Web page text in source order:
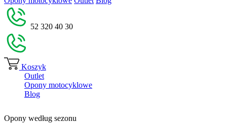
52 320 40 30
Koszyk
Outlet
Opony motocyklowe
Blog
Opony według sezonu